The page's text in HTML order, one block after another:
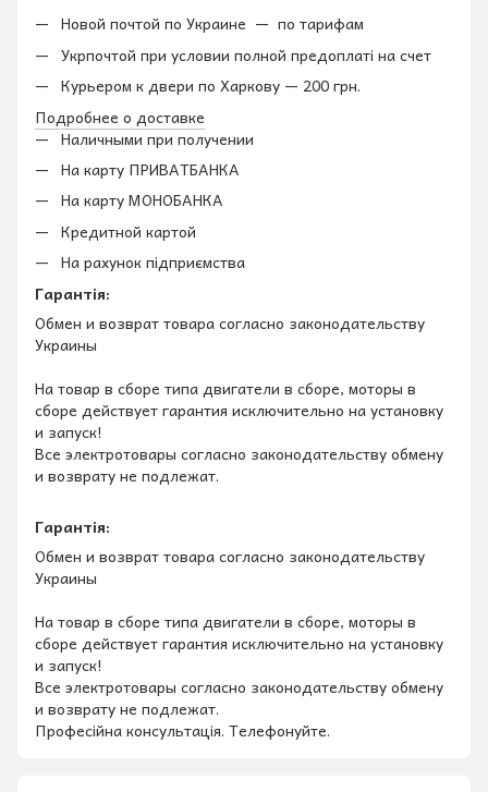
Новой почтой по Украине — по тарифам
Укрпочтой при условии полной предоплаті на счет
Курьером к двери по Харкову — 200 грн.
Подробнее о доставке
Наличными при получении
На карту ПРИВАТБАНКА
На карту МОНОБАНКА
Кредитной картой
На рахунок підприємства
Гарантія:
Обмен и возврат товара согласно законодательству
Украины
На товар в сборе типа двигатели в сборе, моторы в
сборе действует гарантия исключительно на установку
и запуск!
Все электротовары согласно законодательству обмену
и возврату не подлежат.
Гарантія:
Обмен и возврат товара согласно законодательству
Украины
На товар в сборе типа двигатели в сборе, моторы в
сборе действует гарантия исключительно на установку
и запуск!
Все электротовары согласно законодательству обмену
и возврату не подлежат.
Професійна консультація. Телефонуйте.